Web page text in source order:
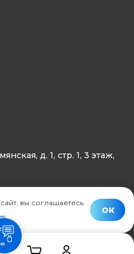
д. 1, стр. 1, 3 этаж,
техники,
вы соглашаетесь
.
ОК